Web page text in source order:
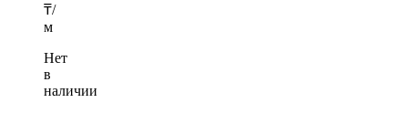
₸/
м
Нет
в
наличии